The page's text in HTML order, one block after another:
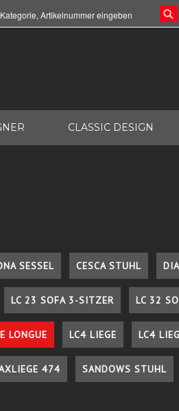
CLASSIC DESIGN
SESSEL CESCA STUHL
LC 23 SOFA 3-SITZER LC 32
LONGUE LC4 LIEGE LC4
474 SANDOWS STUHL